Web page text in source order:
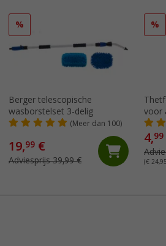
%
Berger telescopische
wasborstelset 3-delig
(Meer dan 100)
19,99 €
Adviesprijs 39,99 €
%
voor
4,99
(€